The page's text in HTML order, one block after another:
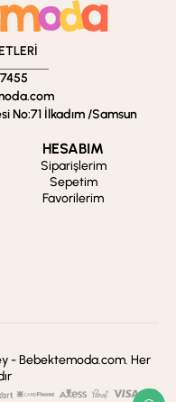
No:71 İlkadım /Samsun
HESABIM
Siparişlerim
Sepetim
Favorilerim
- Bebektemoda.com. Her